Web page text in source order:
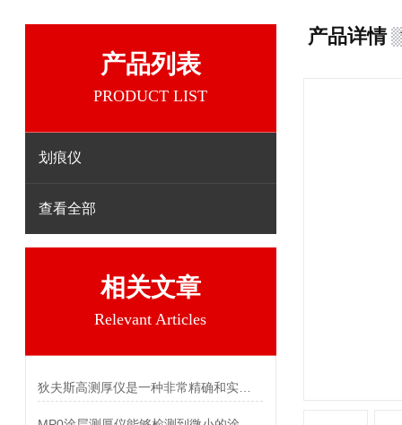
产品列表
PRODUCT LIST
划痕仪
查看全部
相关文章
Relevant Articles
产品详情